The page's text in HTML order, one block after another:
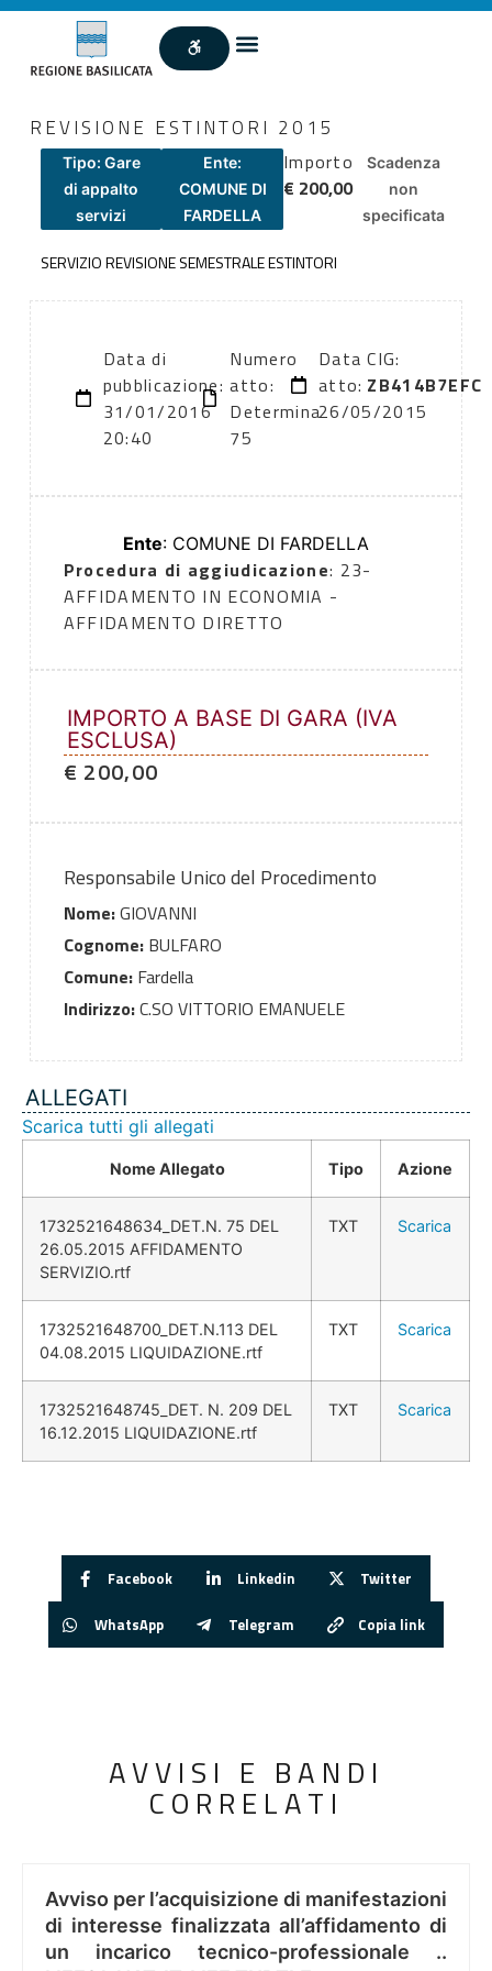
REVISIONE ESTINTORI 2015
Tipo: Gare
di appalto
servizi
Ente:
COMUNE DI
FARDELLA
Importo
€ 200,00
Scadenza
non
specificata
SERVIZIO REVISIONE SEMESTRALE ESTINTORI
Data di
pubblicazione:
31/01/2016
20:40
Numero
atto:
Determina
75
Data
atto:
26/05/2015
CIG:
ZB414B7EFC
Ente: COMUNE DI FARDELLA
Procedura di aggiudicazione: 23-
AFFIDAMENTO IN ECONOMIA -
AFFIDAMENTO DIRETTO
IMPORTO A BASE DI GARA (IVA
ESCLUSA)
€ 200,00
Responsabile Unico del Procedimento
Nome:GIOVANNI
Cognome:BULFARO
Comune:Fardella
Indirizzo:C.SO VITTORIO EMANUELE
ALLEGATI
Scarica tutti gli allegati
Nome Allegato Tipo Azione
1732521648634_DET.N. 75 DEL
26.05.2015 AFFIDAMENTO
SERVIZIO.rtf
TXT Scarica
1732521648700_DET.N.113 DEL
04.08.2015 LIQUIDAZIONE.rtf
TXT Scarica
1732521648745_DET. N. 209 DEL
16.12.2015 LIQUIDAZIONE.rtf
TXT Scarica
Facebook Linkedin Twitter
WhatsApp Telegram Copia link
AVVISI E BANDI
CORRELATI
Avviso per l’acquisizione di manifestazioni
di interesse finalizzata all’affidamento di
un incarico tecnico-professionale ..